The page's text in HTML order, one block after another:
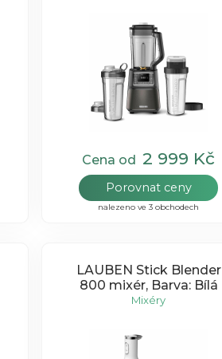
Cena od 2 999 Kč
Porovnat ceny
nalezeno ve 3 obchodech
LAUBEN Stick Blender
800 mixér, Barva: Bílá
Mixéry